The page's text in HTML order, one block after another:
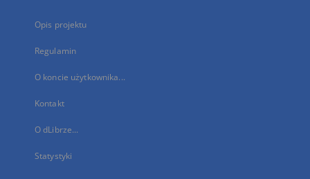
Opis projektu
Regulamin
O koncie użytkownika...
Kontakt
O dLibrze...
Statystyki